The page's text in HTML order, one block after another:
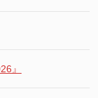
』